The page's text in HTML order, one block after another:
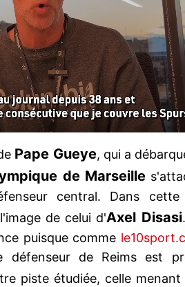
Pape Gueye, qui a
de Marseille
central. Dans cette
de celui d'Axel Disasi
puisque comme
défenseur de Reims est
piste étudiée, celle menant